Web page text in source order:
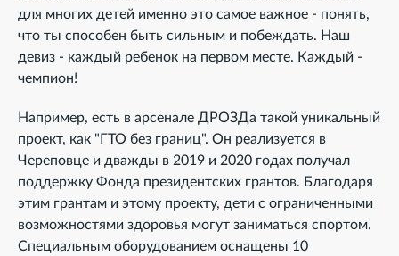
для многих детей именно это самое важное - понять,
что ты способен быть сильным и побеждать. Наш
девиз - каждый ребенок на первом месте. Каждый -
чемпион!
Например, есть в арсенале ДРОЗДа такой уникальный
проект, как "ГТО без границ". Он реализуется в
Череповце и дважды в 2019 и 2020 годах получал
поддержку Фонда президентских грантов. Благодаря
этим грантам и этому проекту, дети с ограниченными
возможностями здоровья могут заниматься спортом.
Специальным оборудованием оснащены 10